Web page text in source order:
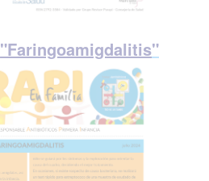
"Faringoamigdalitis"